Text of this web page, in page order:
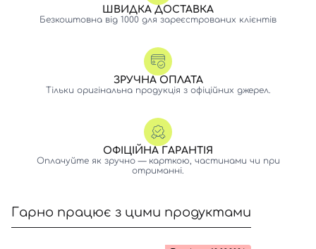
ШВИДКА ДОСТАВКА
Безкоштовна від 1000 для зареєстрованих клієнтів
ЗРУЧНА ОПЛАТА
Тільки оригінальна продукція з офіційних джерел.
ОФІЦІЙНА ГАРАНТІЯ
Оплачуйте як зручно — карткою, частинами чи при
отриманні.
Гарно працює з цими продуктами